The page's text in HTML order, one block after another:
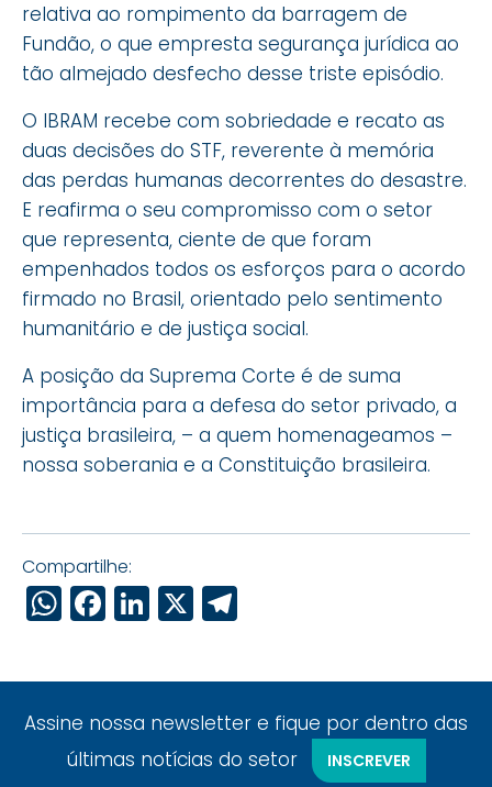
relativa ao rompimento da barragem de
Fundão, o que empresta segurança jurídica ao
tão almejado desfecho desse triste episódio.
O IBRAM recebe com sobriedade e recato as
duas decisões do STF, reverente à memória
das perdas humanas decorrentes do desastre.
E reafirma o seu compromisso com o setor
que representa, ciente de que foram
empenhados todos os esforços para o acordo
firmado no Brasil, orientado pelo sentimento
humanitário e de justiça social.
A posição da Suprema Corte é de suma
importância para a defesa do setor privado, a
justiça brasileira, – a quem homenageamos –
nossa soberania e a Constituição brasileira.
Compartilhe:
WhatsApp
Facebook
LinkedIn
X
Assine nossa newsletter e fique por dentro das
últimas notícias do setor
INSCREVER